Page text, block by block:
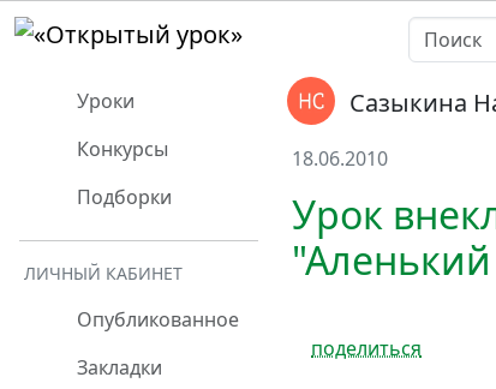
Уроки
Конкурсы
Подборки
ЛИЧНЫЙ КАБИНЕТ
Опубликованное
Закладки
Сазыкина
18.06.2010
Урок
"Аленький
поделиться